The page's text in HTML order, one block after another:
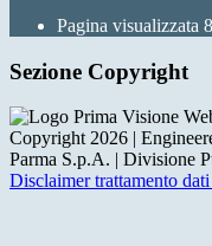
Pagina visualizzata
Sezione Copyright
Copyright 2026 |
Parma S.p.A. | Divisione
Disclaimer trattamento